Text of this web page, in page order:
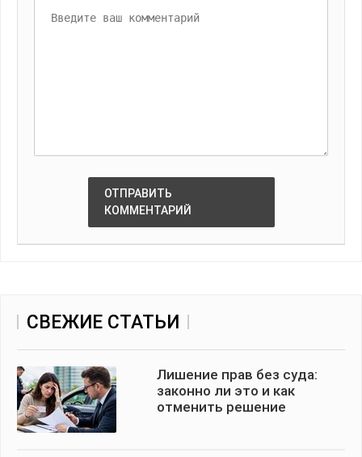
ОТПРАВИТЬ
КОММЕНТАРИЙ
СВЕЖИЕ СТАТЬИ
Лишение прав без суда:
законно ли это и как
отменить решение